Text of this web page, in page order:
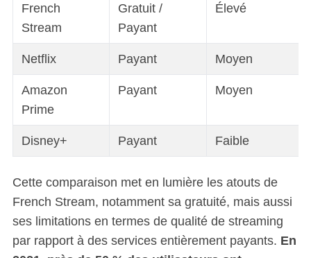
French
Stream
Gratuit /
Payant
Élevé
Netflix Payant Moyen
Amazon
Prime
Payant Moyen
Disney+ Payant Faible
Cette comparaison met en lumière les atouts de
French Stream, notamment sa gratuité, mais aussi
ses limitations en termes de qualité de streaming
par rapport à des services entièrement payants. En